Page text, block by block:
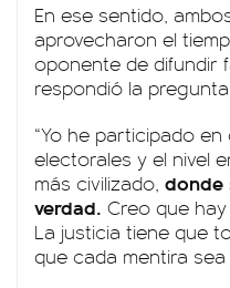
En ese sentido,
aprovecharon el
oponente de difundir
respondió la
“Yo he participado
electorales y el nivel
más civilizado, donde
verdad. Creo que
La justicia tiene que
que cada mentira sea